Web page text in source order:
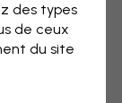
des types
de ceux
du site